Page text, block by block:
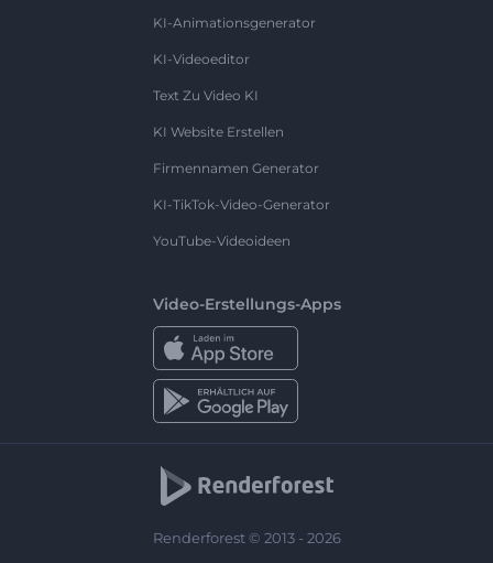
KI-Animationsgenerator
KI-Videoeditor
Text Zu Video KI
KI Website Erstellen
Firmennamen Generator
KI-TikTok-Video-Generator
YouTube-Videoideen
Video-Erstellungs-Apps
Renderforest © 2013 - 2026